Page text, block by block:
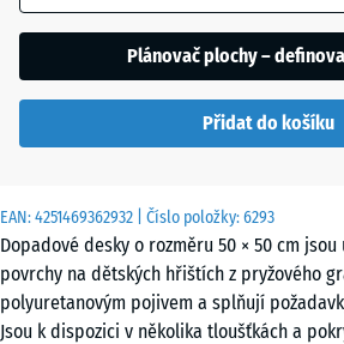
EAN:4251469362932 | Číslo položky:6293
Dopadové desky o rozměru 50 × 50 cm
povrchy na dětských hřištích z pryžového
polyuretanovým pojivem a splňují
Jsou k dispozici v několika tloušťkách a
- 10,00 Kč
pro výpočet
(pokud není
v údajích o
50
x
50
x
Plánovač plochy –
Přidat do košíku